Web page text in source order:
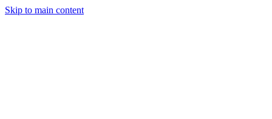
Skip to main content